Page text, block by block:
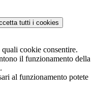
tutti i cookies
quali cookie consentire.
il funzionamento della
al funzionamento potete